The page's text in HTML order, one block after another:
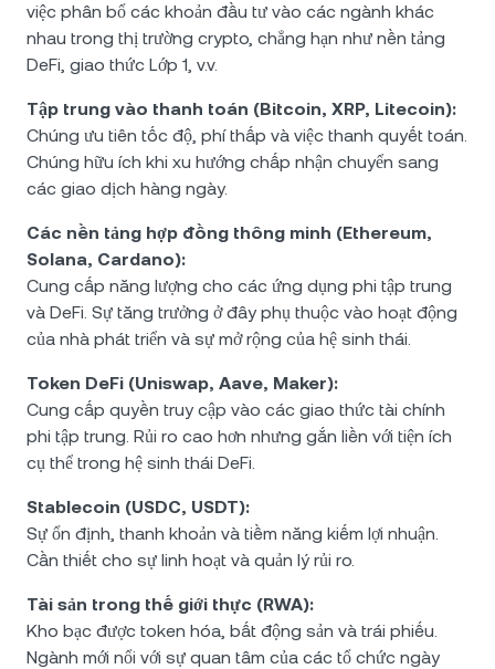
việc phân bổ các khoản đầu tư vào các ngành khác
nhau trong thị trường crypto, chẳng hạn như nền tảng
DeFi, giao thức Lớp 1, v.v.
Tập trung vào thanh toán (Bitcoin, XRP, Litecoin):
Chúng ưu tiên tốc độ, phí thấp và việc thanh quyết toán.
Chúng hữu ích khi xu hướng chấp nhận chuyển sang
các giao dịch hàng ngày.
Các nền tảng hợp đồng thông minh (Ethereum,
Solana, Cardano):
Cung cấp năng lượng cho các ứng dụng phi tập trung
và DeFi. Sự tăng trưởng ở đây phụ thuộc vào hoạt động
của nhà phát triển và sự mở rộng của hệ sinh thái.
Token DeFi (Uniswap, Aave, Maker):
Cung cấp quyền truy cập vào các giao thức tài chính
phi tập trung. Rủi ro cao hơn nhưng gắn liền với tiện ích
cụ thể trong hệ sinh thái DeFi.
Stablecoin (USDC, USDT):
Sự ổn định, thanh khoản và tiềm năng kiếm lợi nhuận.
Cần thiết cho sự linh hoạt và quản lý rủi ro.
Tài sản trong thế giới thực (RWA):
Kho bạc được token hóa, bất động sản và trái phiếu.
Ngành mới nổi với sự quan tâm của các tổ chức ngày